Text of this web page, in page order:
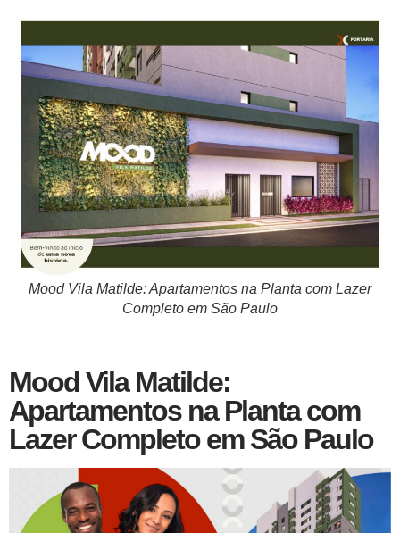
Mood Vila Matilde: Apartamentos na Planta com Lazer
Completo em São Paulo
Mood Vila Matilde:
Apartamentos na Planta com
Lazer Completo em São Paulo